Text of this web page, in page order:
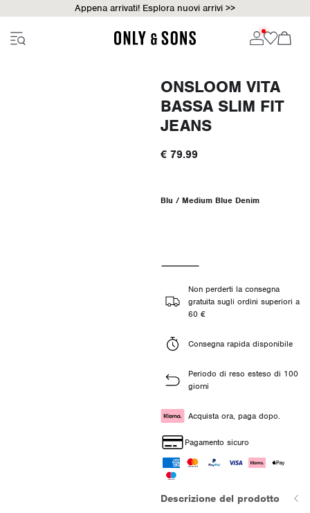
Appena arrivati! Esplora nuovi arrivi >>
ONSLOOM VITA
BASSA SLIM FIT
JEANS
€ 79.99
Blu / Medium Blue Denim
Non perderti la consegna
gratuita sugli ordini superiori a
60 €
Consegna rapida disponibile
Periodo di reso esteso di 100
giorni
Acquista ora, paga dopo.
Pagamento sicuro
Descrizione del prodotto